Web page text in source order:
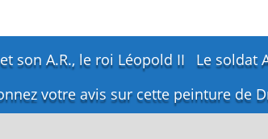
son A.R., le roi Léopold II
Le soldat
votre avis sur cette peinture de